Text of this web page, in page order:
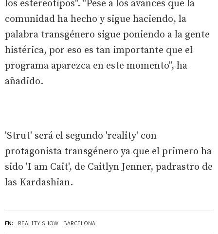
EN: REALITY SHOW BARCELONA
los estereotipos". "Pese a los avances que la
comunidad ha hecho y sigue haciendo, la
palabra transgénero sigue poniendo a la gente
histérica, por eso es tan importante que el
programa aparezca en este momento", ha
añadido.
'Strut' será el segundo 'reality' con
protagonista transgénero ya que el primero ha
sido 'I am Cait', de Caitlyn Jenner, padrastro de
las Kardashian.